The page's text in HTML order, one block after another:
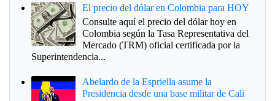
El precio del dólar en Colombia para HOY
Consulte aquí el precio del dólar hoy en
Colombia según la Tasa Representativa del
Mercado (TRM) oficial certificada por la
Superintendencia...
Abelardo de la Espriella asume la
Presidencia desde una base militar de Cali